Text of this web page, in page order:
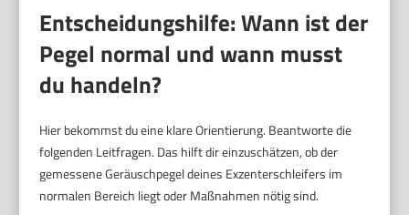
Entscheidungshilfe: Wann ist der
Pegel normal und wann musst
du handeln?
Hier bekommst du eine klare Orientierung. Beantworte die
folgenden Leitfragen. Das hilft dir einzuschätzen, ob der
gemessene Geräuschpegel deines Exzenterschleifers im
normalen Bereich liegt oder Maßnahmen nötig sind.